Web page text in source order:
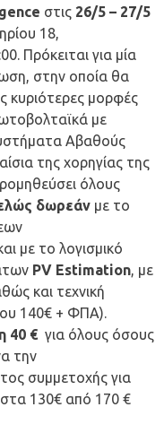
στις 26/5 – 27/5
18,
Πρόκειται για μία
στην οποία θα
κυριότερες μορφές
με
Αβαθούς
της χορηγίας της
όλους
δωρεάν με το
με το λογισμικό
PV Estimation, με
και τεχνική
140€ + ΦΠΑ).
40 € για όλους όσους
την
συμμετοχής για
130€ από 170 €